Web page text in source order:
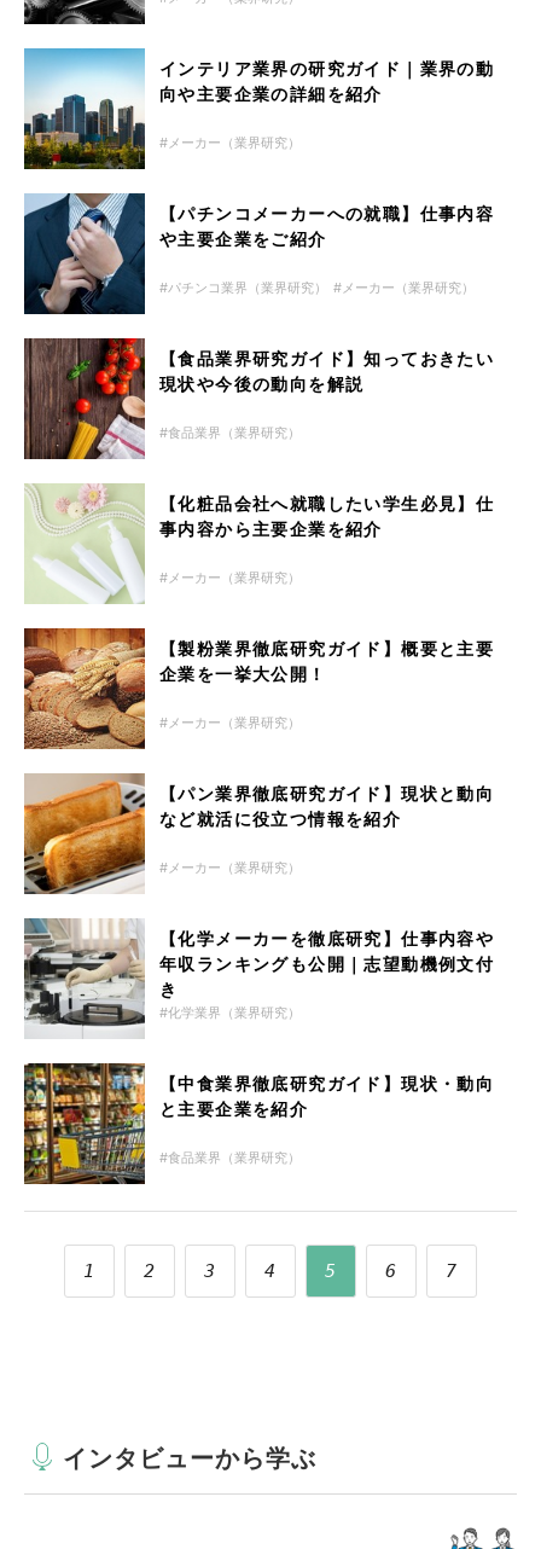
インテリア業界の研究ガイド｜業界の動
向や主要企業の詳細を紹介
メーカー（業界研究）
【パチンコメーカーへの就職】仕事内容
や主要企業をご紹介
パチンコ業界（業界研究） メーカー（業界研究）
【食品業界研究ガイド】知っておきたい
現状や今後の動向を解説
食品業界（業界研究）
【化粧品会社へ就職したい学生必見】仕
事内容から主要企業を紹介
メーカー（業界研究）
【製粉業界徹底研究ガイド】概要と主要
企業を一挙大公開！
メーカー（業界研究）
【パン業界徹底研究ガイド】現状と動向
など就活に役立つ情報を紹介
メーカー（業界研究）
【化学メーカーを徹底研究】仕事内容や
年収ランキングも公開｜志望動機例文付
き
化学業界（業界研究）
【中食業界徹底研究ガイド】現状・動向
と主要企業を紹介
食品業界（業界研究）
1 2 3 4 5 6 7
インタビューから学ぶ